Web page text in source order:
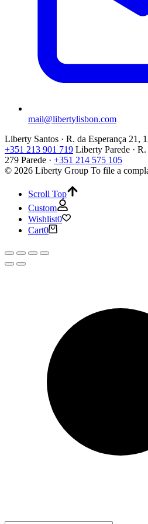
mail@libertylisbon.com
Liberty Santos · R. da Esperança 21,
+351 213 901 719 Liberty Parede ·
279 Parede · +351 214 575 105
© 2026 Liberty Group To file a
Scroll Top
Custom
Wishlist0
Cart0